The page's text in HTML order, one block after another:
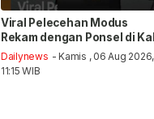
Viral Pelecehan Modus
Rekam dengan Ponsel di
Dailynews - Kamis , 06 Aug 2026,
11:15 WIB